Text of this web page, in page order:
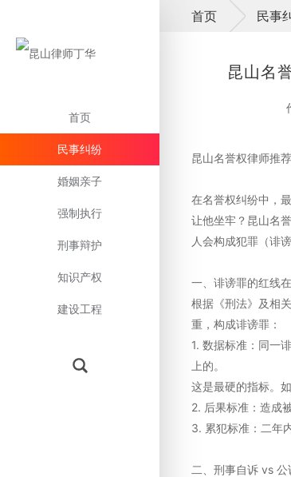
首页
民事纠纷
婚姻亲子
强制执行
刑事辩护
知识产权
建设工程
首页 民事
昆山名
昆山名誉权律师推
在名誉权纠纷中，
让他坐牢？昆山名
人会构成犯罪（诽
一、诽谤罪的红线
根据《刑法》及相
重，构成诽谤罪：
1. 数据标准：同一
上的。
这是最硬的指标。
2. 后果标准：造成
3. 累犯标准：二年
二、刑事自诉 vs 公